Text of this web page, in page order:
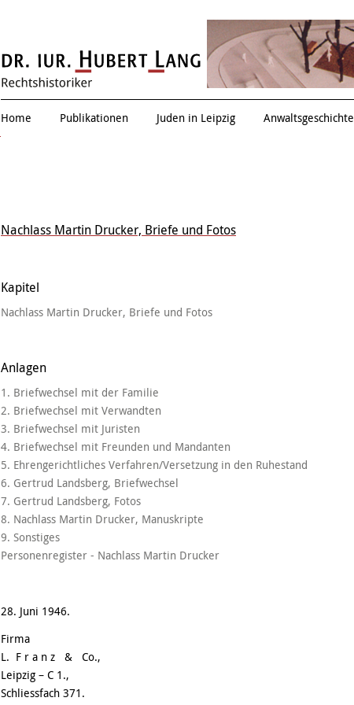
Zwischen allen Stühlen
Home Publikationen Juden in Leipzig Anwaltsgeschichte
Nachlass Martin Drucker, Briefe und Fotos
Kapitel
Nachlass Martin Drucker, Briefe und Fotos
Anlagen
1. Briefwechsel mit der Familie
2. Briefwechsel mit Verwandten
3. Briefwechsel mit Juristen
4. Briefwechsel mit Freunden und Mandanten
5. Ehrengerichtliches Verfahren/Versetzung in den Ruhestand
6. Gertrud Landsberg, Briefwechsel
7. Gertrud Landsberg, Fotos
8. Nachlass Martin Drucker, Manuskripte
9. Sonstiges
Personenregister - Nachlass Martin Drucker
28. Juni 1946.
Firma
L. F r a n z & Co.,
Leipzig – C 1.,
Schliessfach 371.